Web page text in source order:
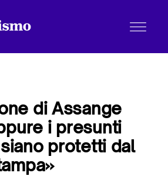
di Assange
i presunti
protetti dal